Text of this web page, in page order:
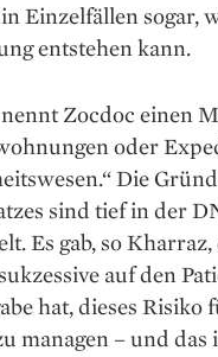
Einzelfällen sogar,
entstehen kann.
Zocdoc einen
oder
Die
sind tief in der
Es gab, so
auf den
hat, dieses
managen – und